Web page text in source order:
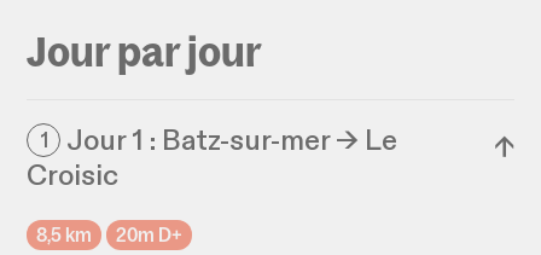
Jour par jour
1
Jour 1 : Batz-sur-mer → Le
Croisic
↓
8,5 km
20m D+